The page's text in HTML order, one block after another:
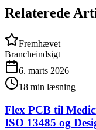
Relaterede
Fremhævet
Brancheindsigt
6. marts 2026
18 min læsning
Flex PCB til
ISO 13485 og